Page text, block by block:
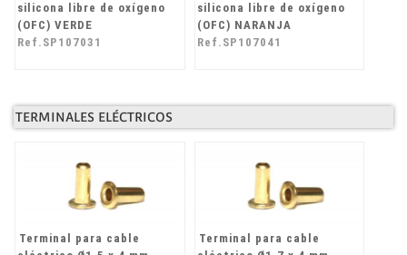
silicona libre de oxígeno
(OFC) VERDE
Ref.SP107031
silicona libre de oxígeno
(OFC) NARANJA
Ref.SP107041
TERMINALES ELÉCTRICOS
Terminal para cable
Terminal para cable